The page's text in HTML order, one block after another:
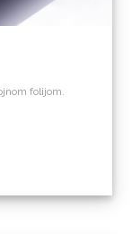
folijom.